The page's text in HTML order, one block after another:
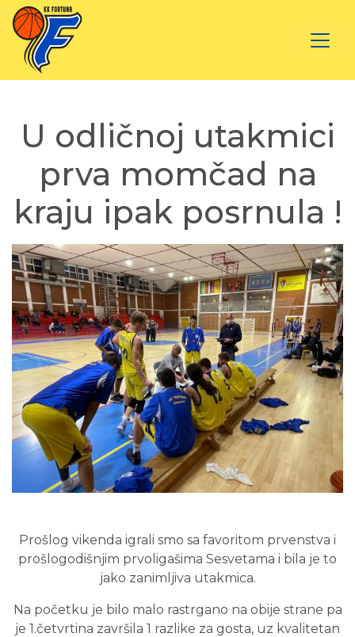
U odličnoj utakmici
prva momčad na
kraju ipak posrnula !
Prošlog vikenda igrali smo sa favoritom prvenstva i
prošlogodišnjim prvoligašima Sesvetama i bila je to
jako zanimljiva utakmica.
Na početku je bilo malo rastrgano na obije strane pa
je 1.četvrtina završila 1 razlike za gosta, uz kvalitetan